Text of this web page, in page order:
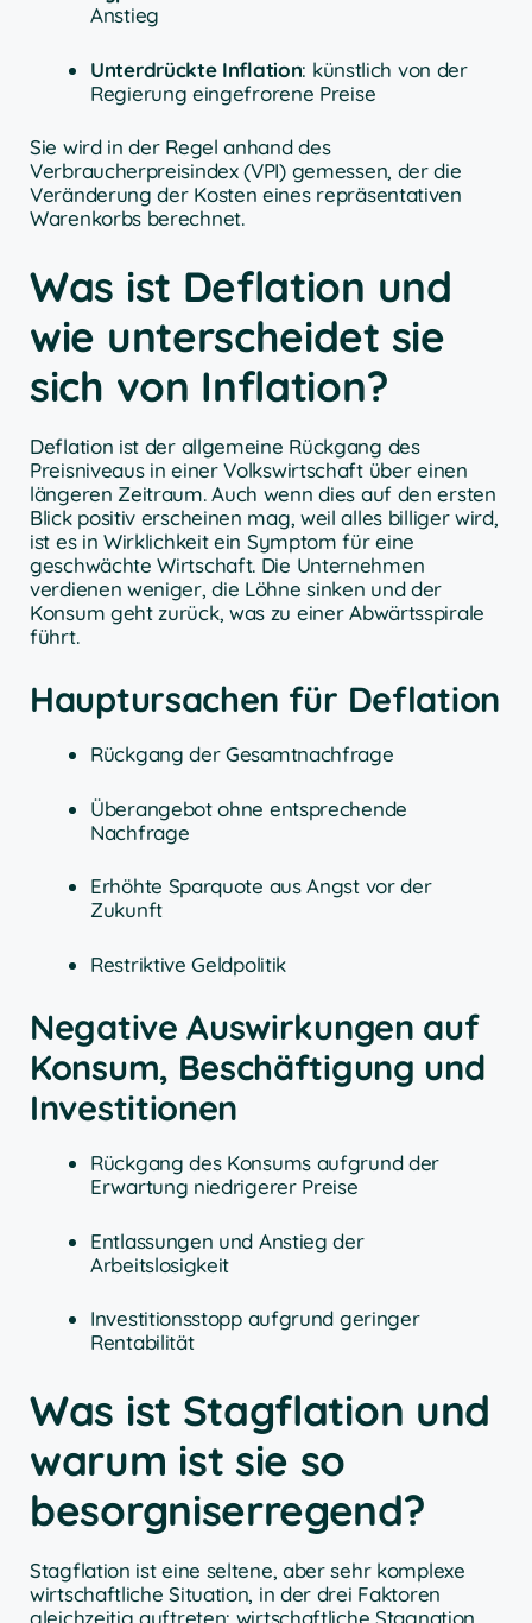
Anstieg
Unterdrückte Inflation: künstlich von der
Regierung eingefrorene Preise
Sie wird in der Regel anhand des
Verbraucherpreisindex (VPI) gemessen, der die
Veränderung der Kosten eines repräsentativen
Warenkorbs berechnet.
Was ist Deflation und
wie unterscheidet sie
sich von Inflation?
Deflation ist der allgemeine Rückgang des
Preisniveaus in einer Volkswirtschaft über einen
längeren Zeitraum. Auch wenn dies auf den ersten
Blick positiv erscheinen mag, weil alles billiger wird,
ist es in Wirklichkeit ein Symptom für eine
geschwächte Wirtschaft. Die Unternehmen
verdienen weniger, die Löhne sinken und der
Konsum geht zurück, was zu einer Abwärtsspirale
führt.
Hauptursachen für Deflation
Rückgang der Gesamtnachfrage
Überangebot ohne entsprechende
Nachfrage
Erhöhte Sparquote aus Angst vor der
Zukunft
Restriktive Geldpolitik
Negative Auswirkungen auf
Konsum, Beschäftigung und
Investitionen
Rückgang des Konsums aufgrund der
Erwartung niedrigerer Preise
Entlassungen und Anstieg der
Arbeitslosigkeit
Investitionsstopp aufgrund geringer
Rentabilität
Was ist Stagflation und
warum ist sie so
besorgniserregend?
Stagflation ist eine seltene, aber sehr komplexe
wirtschaftliche Situation, in der drei Faktoren
gleichzeitig auftreten: wirtschaftliche Stagnation,